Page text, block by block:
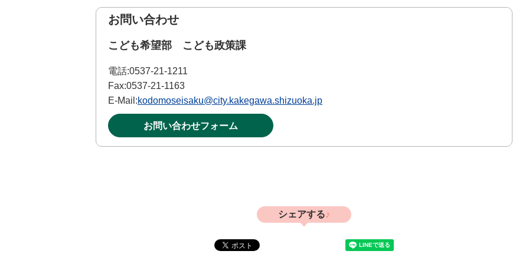
お問い合わせ
こども希望部 こども政策課
電話:0537-21-1211
Fax:0537-21-1163
E-Mail:kodomoseisaku@city.kakegawa.shizuoka.jp
お問い合わせフォーム
シェアする